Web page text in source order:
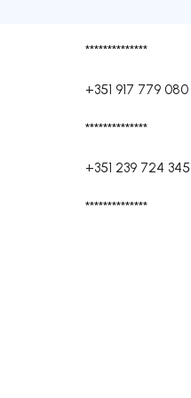
**************
+351 917 779 080
**************
+351 239 724 345
**************